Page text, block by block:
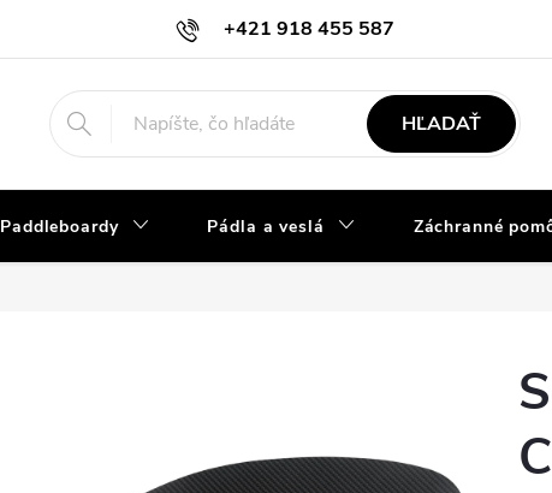
+421 918 455 587
info@vodacky-obchod.sk
HĽADAŤ
Paddleboardy Pádla a veslá Záchranné